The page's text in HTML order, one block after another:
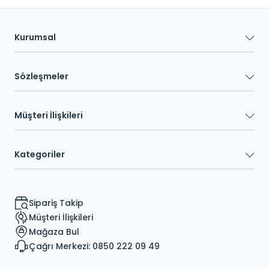
Kurumsal
Sözleşmeler
Müşteri İlişkileri
Kategoriler
Sipariş Takip
Müşteri İlişkileri
Mağaza Bul
Çağrı Merkezi: 0850 222 09 49